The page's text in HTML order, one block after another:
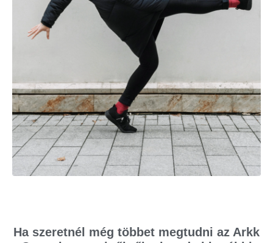
Ha szeretnél még többet megtudni az Arkk